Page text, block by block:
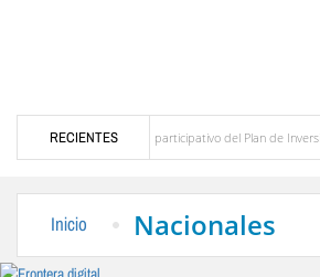
RECIENTES
del presupuesto participativo del Plan de Inversión 2027
Inicio Nacionales